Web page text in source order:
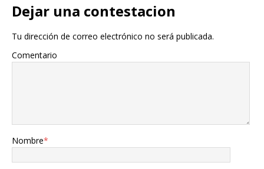
Dejar una contestacion
Tu dirección de correo electrónico no será publicada.
Comentario
Nombre*